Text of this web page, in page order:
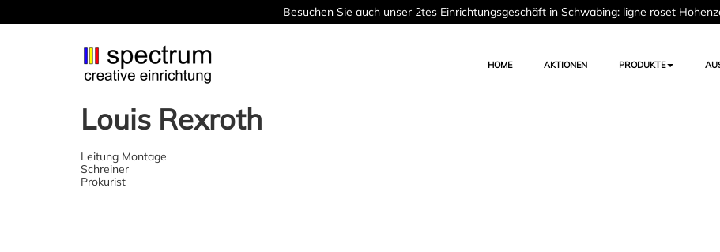
Besuchen Sie auch unser 2tes Einrichtungsgeschäft in Schwabing: ligne roset
HOME AKTIONEN PRODUKTE
Louis Rexroth
Leitung Montage
Schreiner
Prokurist